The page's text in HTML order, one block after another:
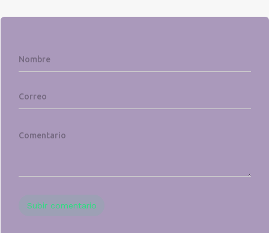
Subir comentario